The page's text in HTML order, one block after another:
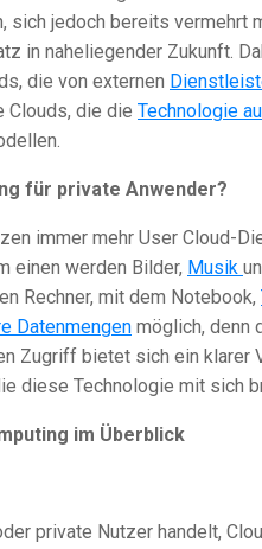
sich jedoch bereits vermehrt
in naheliegender Zukunft.
die von externen
Clouds, die die Technologie
für private Anwender?
immer mehr User Cloud-
einen werden Bilder, Musik
Rechner, mit dem Notebook,
Datenmengen möglich, denn
Zugriff bietet sich ein klarer
diese Technologie mit sich
im Überblick
private Nutzer handelt,